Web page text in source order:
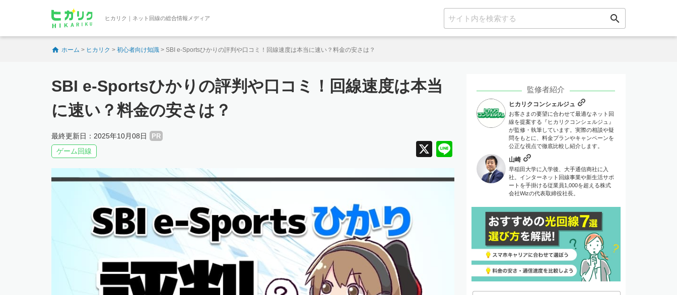
ヒカリク｜ネット回線の総合情報メディア search
ホーム > ヒカリク > 初心者向け知識 > SBI e-Sportsひかりの評判や口コミ！回線速度は本当に速い？料金の安さは？
SBI e-Sportsひかりの評判や口コミ！回線速度は本当
に速い？料金の安さは？
最終更新日：2025年10月08日 PR
X
ゲーム回線
監修者紹介
ヒカリクコンシェルジュ
お客さまの要望に合わせて最適なネット回
線を提案する『ヒカリクコンシェルジュ』
が監修・執筆しています。実際の相談や疑
問をもとに、料金プランやキャンペーンを
公正な視点で徹底比較し紹介します。
山崎
早稲田大学に入学後、大手通信商社に入
社。インターネット回線事業や新生活サポ
ートを手掛ける従業員1,000を超える株式
会社Wizの代表取締役社長。